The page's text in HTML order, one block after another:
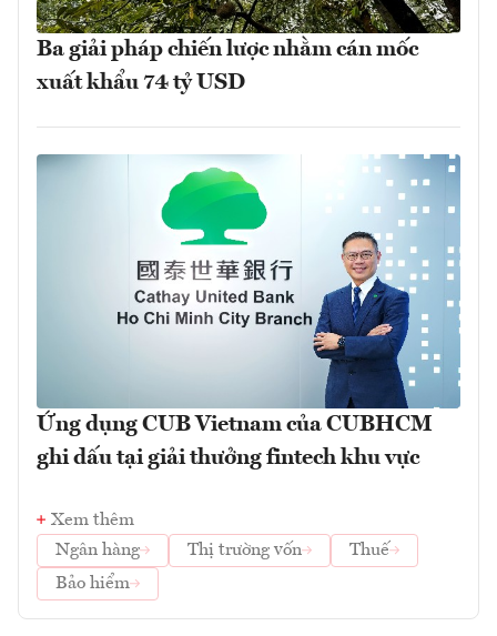
Ba giải pháp chiến lược nhằm cán mốc
xuất khẩu 74 tỷ USD
Ứng dụng CUB Vietnam của CUBHCM
ghi dấu tại giải thưởng fintech khu vực
Xem thêm
Ngân hàng
Thị trường vốn
Thuế
Bảo hiểm